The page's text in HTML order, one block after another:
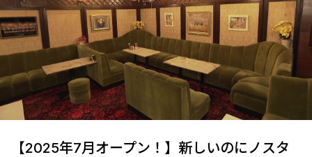
【2025年7月オープン！】新しいのにノスタ